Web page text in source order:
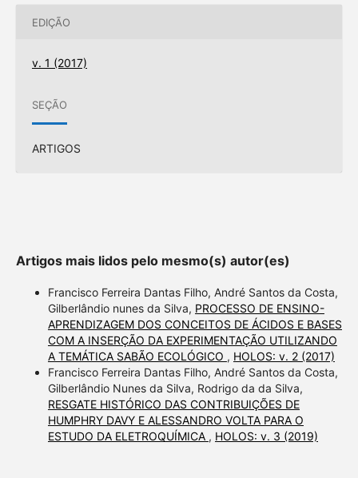
EDIÇÃO
v. 1 (2017)
SEÇÃO
ARTIGOS
Artigos mais lidos pelo mesmo(s) autor(es)
Francisco Ferreira Dantas Filho, André Santos da Costa,
Gilberlândio nunes da Silva, PROCESSO DE ENSINO-
APRENDIZAGEM DOS CONCEITOS DE ÁCIDOS E BASES
COM A INSERÇÃO DA EXPERIMENTAÇÃO UTILIZANDO
A TEMÁTICA SABÃO ECOLÓGICO , HOLOS: v. 2 (2017)
Francisco Ferreira Dantas Filho, André Santos da Costa,
Gilberlândio Nunes da Silva, Rodrigo da da Silva,
RESGATE HISTÓRICO DAS CONTRIBUIÇÕES DE
HUMPHRY DAVY E ALESSANDRO VOLTA PARA O
ESTUDO DA ELETROQUÍMICA , HOLOS: v. 3 (2019)